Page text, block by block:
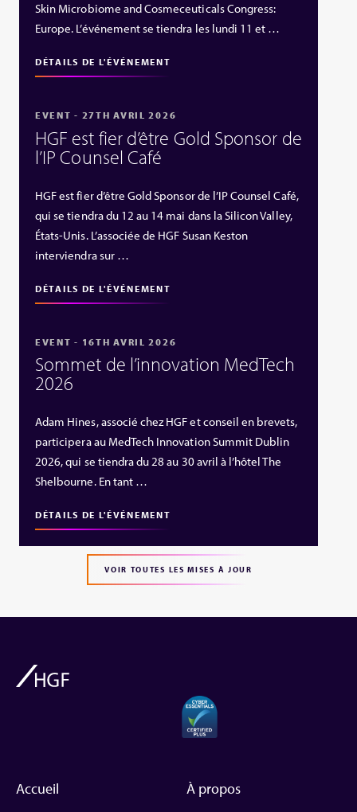
Skin Microbiome and Cosmeceuticals Congress:
Europe. L’événement se tiendra les lundi 11 et …
DÉTAILS DE L'ÉVÉNEMENT
EVENT - 27TH AVRIL 2026
HGF est fier d’être Gold Sponsor de
l’IP Counsel Café
HGF est fier d’être Gold Sponsor de l’IP Counsel Café,
qui se tiendra du 12 au 14 mai dans la Silicon Valley,
États‑Unis. L’associée de HGF Susan Keston
interviendra sur …
DÉTAILS DE L'ÉVÉNEMENT
EVENT - 16TH AVRIL 2026
Sommet de l’innovation MedTech
2026
Adam Hines, associé chez HGF et conseil en brevets,
participera au MedTech Innovation Summit Dublin
2026, qui se tiendra du 28 au 30 avril à l’hôtel The
Shelbourne. En tant …
DÉTAILS DE L'ÉVÉNEMENT
VOIR TOUTES LES MISES À JOUR
Accueil À propos